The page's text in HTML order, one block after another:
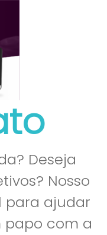
Deseja
Nosso
para ajudar
papo com a